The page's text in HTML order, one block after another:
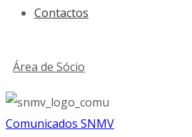
Contactos
Área de Sócio
Comunicados SNMV